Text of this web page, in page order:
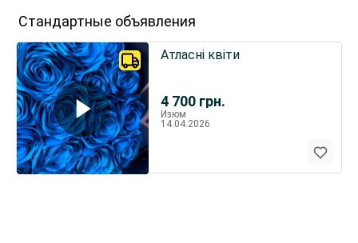
Стандартные объявления
4 700 грн.
Атласні квіти
Изюм
14.04.2026